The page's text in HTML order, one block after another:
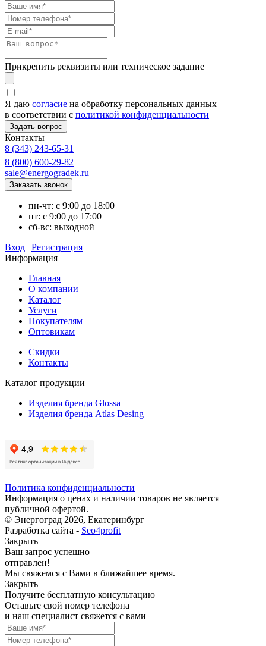
Прикрепить реквизиты или техническое задание
Я даю согласие на обработку персональных данных
в соответствии с политикой конфиденциальности
Контакты
8 (343) 243-65-31
8 (800) 600-29-82
sale@energogradek.ru
пн-чт: с 9:00 до 18:00
пт: с 9:00 до 17:00
сб-вс: выходной
Вход | Регистрация
Информация
Главная
О компании
Каталог
Услуги
Покупателям
Оптовикам
Скидки
Контакты
Каталог продукции
Изделия бренда Glossa
Изделия бренда Atlas Desing
Политика конфиденциальности
Информация о ценах и наличии товаров не является
публичной офертой.
© Энергоград 2026, Екатеринбург
Разработка сайта - Seo4profit
Закрыть
Ваш запрос успешно
отправлен!
Мы свяжемся с Вами в ближайшее время.
Закрыть
Получите бесплатную консультацию
Оставьте свой номер телефона
и наш специалист свяжется с вами